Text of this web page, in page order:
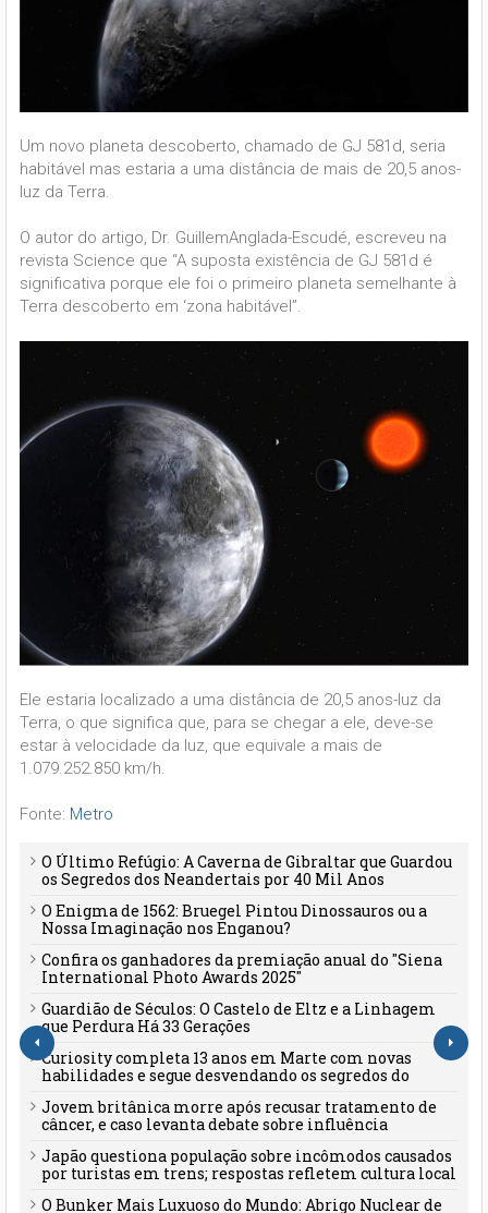
Um novo planeta descoberto, chamado de GJ 581d, seria
habitável mas estaria a uma distância de mais de 20,5 anos-
luz da Terra.
O autor do artigo, Dr. GuillemAnglada-Escudé, escreveu na
revista Science que “A suposta existência de GJ 581d é
significativa porque ele foi o primeiro planeta semelhante à
Terra descoberto em ‘zona habitável”.
Ele estaria localizado a uma distância de 20,5 anos-luz da
Terra, o que significa que, para se chegar a ele, deve-se
estar à velocidade da luz, que equivale a mais de
1.079.252.850 km/h.
Fonte: Metro
O Último Refúgio: A Caverna de Gibraltar que Guardou
os Segredos dos Neandertais por 40 Mil Anos
O Enigma de 1562: Bruegel Pintou Dinossauros ou a
Nossa Imaginação nos Enganou?
Confira os ganhadores da premiação anual do "Siena
International Photo Awards 2025"
Guardião de Séculos: O Castelo de Eltz e a Linhagem
que Perdura Há 33 Gerações
Curiosity completa 13 anos em Marte com novas
habilidades e segue desvendando os segredos do
Jovem britânica morre após recusar tratamento de
câncer, e caso levanta debate sobre influência
Japão questiona população sobre incômodos causados
por turistas em trens; respostas refletem cultura local
O Bunker Mais Luxuoso do Mundo: Abrigo Nuclear de